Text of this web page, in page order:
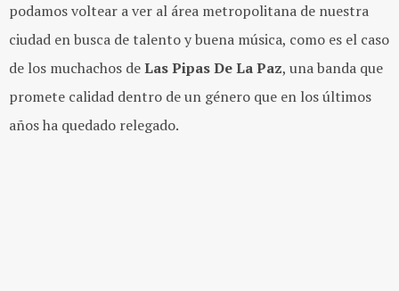
podamos voltear a ver al área metropolitana de nuestra
ciudad en busca de talento y buena música, como es el caso
de los muchachos deLas Pipas De La Paz, una banda que
promete calidad dentro de un género que en los últimos
años ha quedado relegado.